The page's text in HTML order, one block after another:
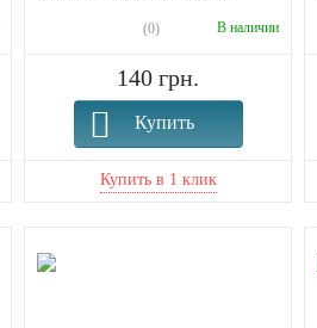
(0) В наличии
140 грн.
Купить